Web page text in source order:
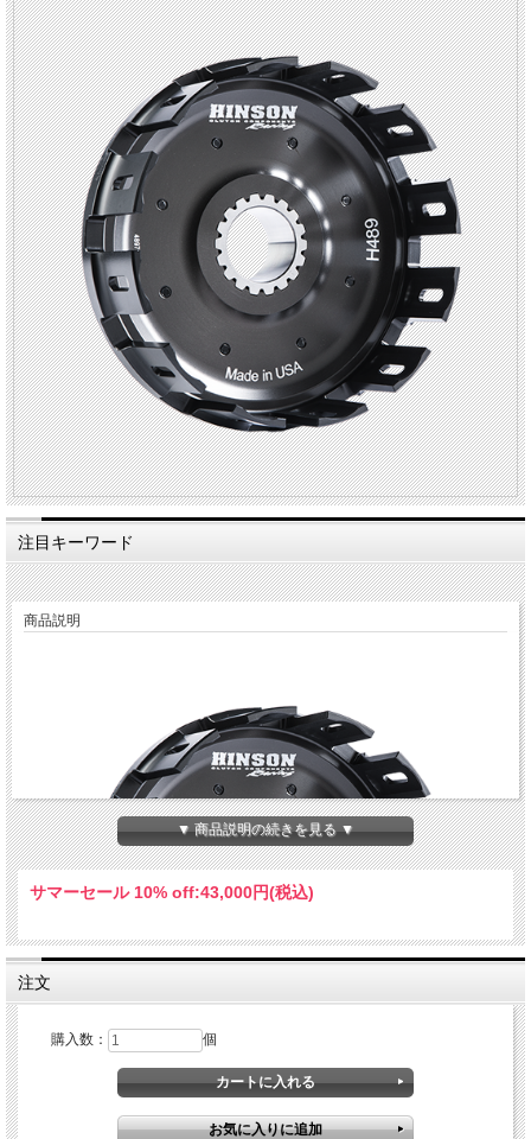
注目キーワード
商品説明
▼ 商品説明の続きを見る ▼
サマーセール 10% off:43,000円(税込)
注文
購入数： 個